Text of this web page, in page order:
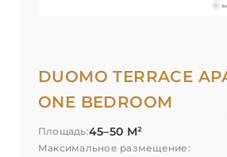
DUOMO TERRACE
ONE BEDROOM
Площадь:45–50 М²
Максимальное размещение: